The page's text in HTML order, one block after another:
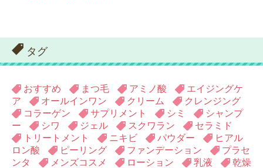
タグ
おすすめ まつ毛 アミノ酸
エイジングケ
ア
オールインワン クリーム
クレンジング
コラーゲン
サプリメント シミ
シャンプ
ー
シワ ジェル スクワラン
セラミド
トリートメント
ニキビ パウダー
ヒアル
ロン酸
ピーリング ファンデーション
プラセ
ンタ
メンズコスメ ローション 乳液
乾燥